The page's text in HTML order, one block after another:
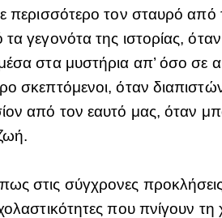
περισσότερο τον σταυρό
γεγονότα της ιστορίας,
στα μυστήρια απ’ όσο σε
σκεπτόμενοι, όταν
από τον εαυτό μας, όταν
στις σύγχρονες
που πνίγουν